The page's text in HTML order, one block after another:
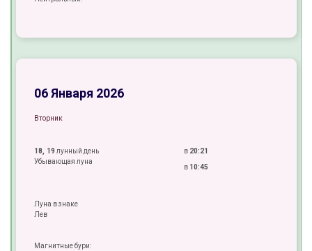
±
±
06 Января 2026
Вторник
18, 19 лунный день
Убывающая луна
в 20:21
в 10:45
Луна в знаке
Лев
Магнитные бури: